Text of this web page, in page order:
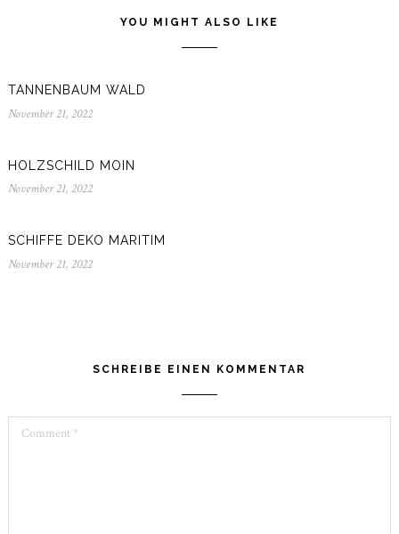
YOU MIGHT ALSO LIKE
TANNENBAUM WALD
November 21, 2022November
HOLZSCHILD MOIN
November 21, 2022November
SCHIFFE DEKO MARITIM
November 21, 2022November
SCHREIBE EINEN KOMMENTAR